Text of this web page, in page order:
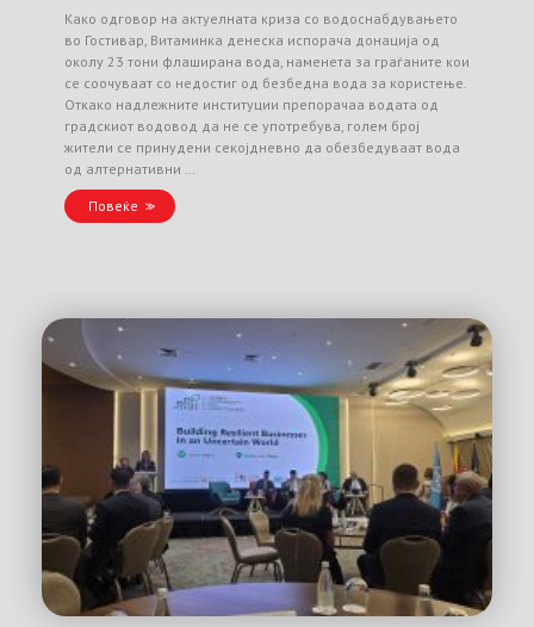
Како одговор на актуелната криза со водоснабдувањето
во Гостивар, Витаминка денеска испорача донација од
околу 23 тони флаширана вода, наменета за граѓаните кои
се соочуваат со недостиг од безбедна вода за користење.
Откако надлежните институции препорачаа водата од
градскиот водовод да не се употребува, голем број
жители се принудени секојдневно да обезбедуваат вода
од алтернативни …
Повеќе